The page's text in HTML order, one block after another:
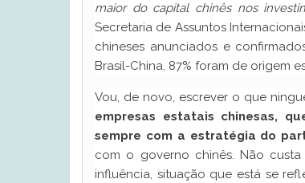
maior do capital chinês nos
Secretaria de Assuntos
chineses anunciados e
Brasil-China, 87% foram de origem
Vou, de novo, escrever o que
empresas estatais chinesas,
sempre com a estratégia do
com o governo chinês. Não
influência, situação que está se